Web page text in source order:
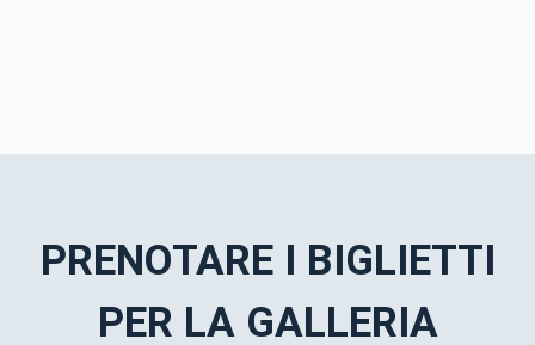
PRENOTARE I BIGLIETTI
PER LA GALLERIA